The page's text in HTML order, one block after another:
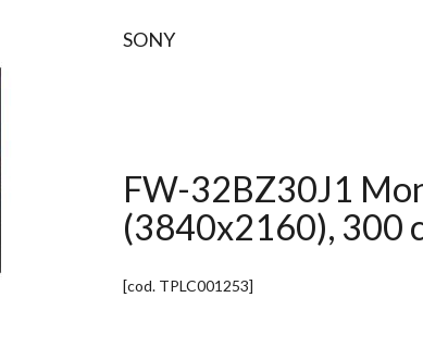
SONY
FW-32BZ30J1
(3840x2160), 300
[cod. TPLC001253]